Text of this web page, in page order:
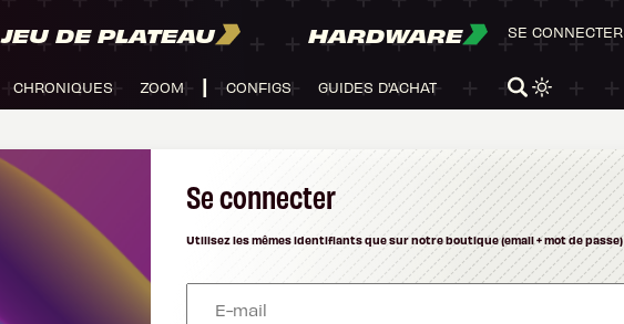
JEU DE PLATEAU HARDWARE
CHRONIQUES ZOOM CONFIGS GUIDES D'ACHAT
SE CONNECTER
Se connecter
Utilisez les mêmes identifiants que sur notre boutique (email + mot de passe)